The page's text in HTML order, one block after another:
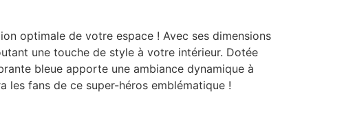
optimale de votre espace ! Avec ses dimensions
une touche de style à votre intérieur. Dotée
bleue apporte une ambiance dynamique à
les fans de ce super-héros emblématique !